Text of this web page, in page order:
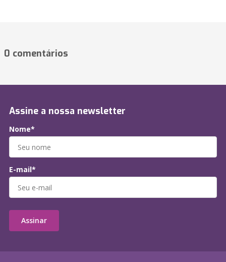
0 comentários
Assine a nossa newsletter
Nome*
E-mail*
Assinar